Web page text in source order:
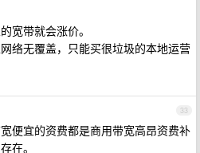
宽带就会涨价。
络无覆盖，只能买很垃圾的本地运营
33
便宜的资费都是商用带宽高昂资费补
在。